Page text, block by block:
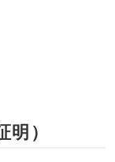
）